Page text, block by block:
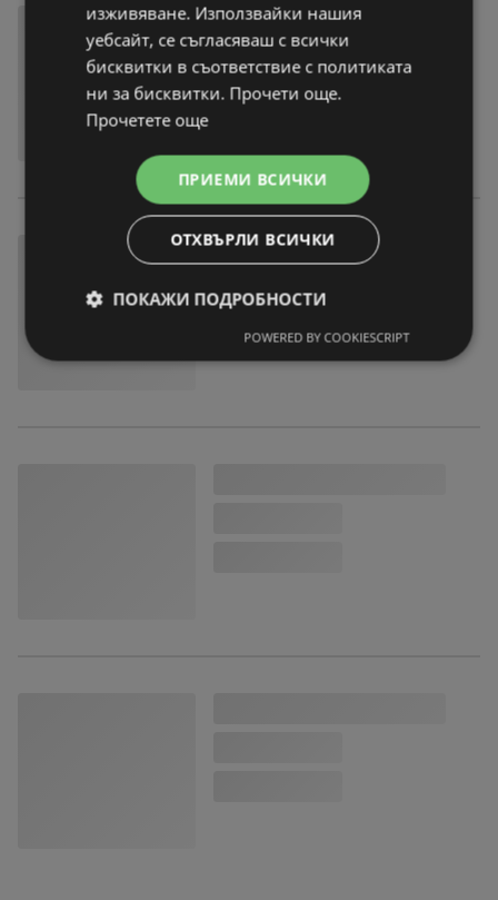
изживяване. Използвайки нашия
уебсайт, се съгласяваш с всички
бисквитки в съответствие с политиката
ни за бисквитки. Прочети още.
Прочетете още
ПРИЕМИ ВСИЧКИ
ОТХВЪРЛИ ВСИЧКИ
ПОКАЖИ ПОДРОБНОСТИ
POWERED BY COOKIESCRIPT